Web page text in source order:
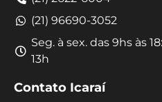
(21) 96690-3052
Seg. à sex. das 9hs às
13h
Contato Icaraí